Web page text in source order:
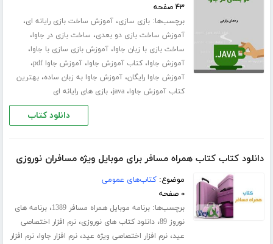
۴۳ صفحه
برچسب‌ها:بازی سازی،آموزش ساخت بازی رایانه ای،
آموزش ساخت بازی دو بعدی، ساخت بازی در جاوا،
ساخت بازی با زبان جاوا،آموزش بازی سازی با جاوا،
آموزش جاوا،کتاب آموزش جاوا،آموزش جاوا pdf ،
آموزش جاوا رایگان،آموزش جاوا به زبان ساده،بهترین
کتاب آموزش جاوا،java،بازی های رایانه ای
دانلود کتاب
دانلود کتاب کتاب همراه مسافر برای موبایل ویژه مسافران نوروزی
موضوع:کتاب‌های عمومی
۰ صفحه
برچسب‌ها:برنامه موبایل همراه مسافر 1389 ،برنامه های
نوروز 89
،دانلود کتاب های نوروزی،نرم افزار اختصاصی
عید،نرم افزار اختصاصی ویژه عید،نرم افزار جاوا،نرم افزار